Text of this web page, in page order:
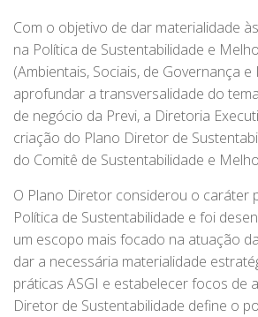
Com o objetivo de dar materialidade
na Política de Sustentabilidade e
(Ambientais, Sociais, de Governança
aprofundar a transversalidade do
de negócio da Previ, a Diretoria
criação do Plano Diretor de
do Comitê de Sustentabilidade e
O Plano Diretor considerou o caráter
Política de Sustentabilidade e foi
um escopo mais focado na atuação
dar a necessária materialidade
práticas ASGI e estabelecer focos de
Diretor de Sustentabilidade define o